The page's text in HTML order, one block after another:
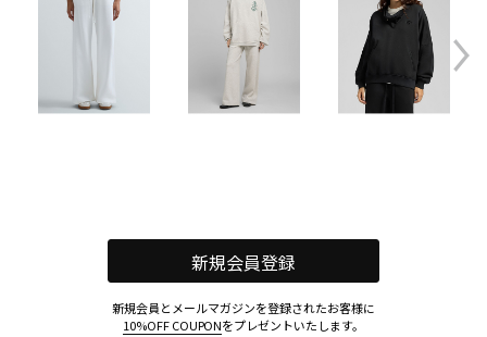
新規会員登録
新規会員とメールマガジンを登録されたお客様に
10%OFF COUPONをプレゼントいたします。